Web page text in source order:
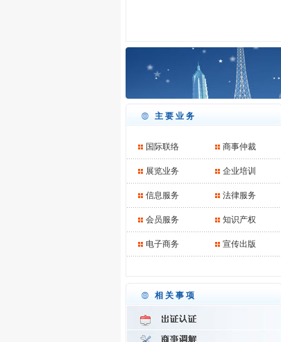
主要业务
国际联络 商事仲裁
展览业务 企业培训
信息服务 法律服务
会员服务 知识产权
电子商务 宣传出版
相关事项